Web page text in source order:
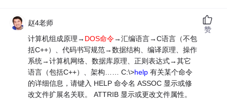
赵4老师
计算机组成原理→ DOS命令→汇编语言→C语言（不包
括C++）、代码书写规范→数据结构、编译原理、操作
系统→计算机网络、数据库原理、正则表达式→其它
语言（包括C++）、架构…… C:\>help 有关某个命令
的详细信息，请键入 HELP 命令名 ASSOC 显示或修
改文件扩展名关联。 ATTRIB 显示或更改文件属性。
赞